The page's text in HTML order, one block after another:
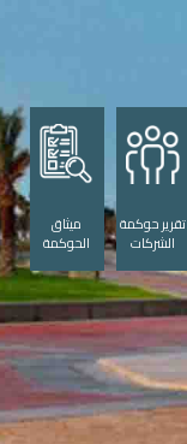
تقرير حوكمة
الشركات
ميثاق
الحوكمة